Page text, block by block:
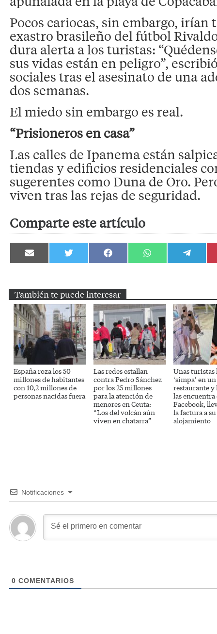
Pocos cariocas, sin embargo, irían
exastro brasileño del fútbol
dura alerta a los turistas:
sus vidas están en peligro”,
sociales tras el asesinato de una
dos semanas.
El miedo sin embargo es real.
“Prisioneros en casa”
Las calles de Ipanema están
tiendas y edificios residenciales
sugerentes como Duna de Oro.
viven tras las rejas de seguridad.
Comparte este artículo
Compartir
en
Compartir
en
Compartir
en
Compartir
en
Compartir
en
También te puede interesar
España roza los 50
millones de habitantes
con 10,2 millones de
personas nacidas fuera
Las redes estallan
contra Pedro Sánchez
por los 25 millones
para la atención de
menores en Ceuta:
“Los del volcán aún
viven en chatarra”
Unas turistas
‘simpa’ en un
restaurante y
las encuentra
Facebook,
la factura a su
alojamiento
Notificaciones
0 COMENTARIOS